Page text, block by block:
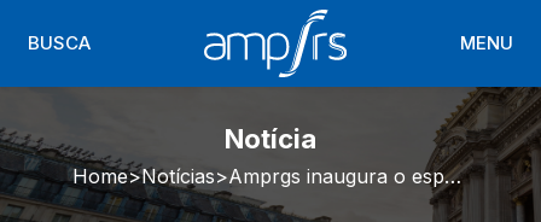
BUSCA MENU
Notícia
Home Notícias Amprgs inaugura o espaço do <br> colaborador em seu site